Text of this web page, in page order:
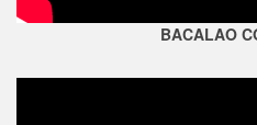
BACALAO